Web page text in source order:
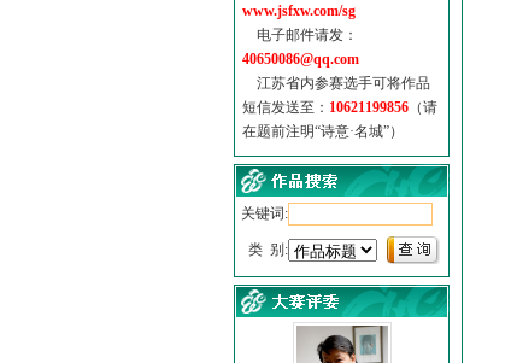
www.jsfxw.com/sg
电子邮件请发：
40650086@qq.com
江苏省内参赛选手可将作品
短信发送至： 10621199856 （请
在题前注明“诗意·名城”）
关键词:
类 别: